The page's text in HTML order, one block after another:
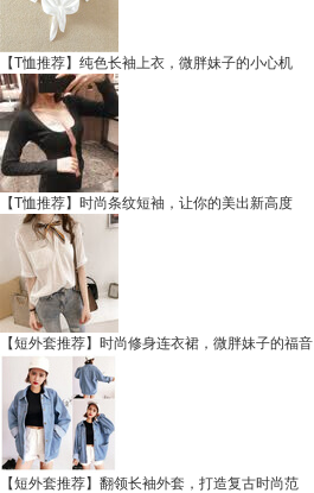
【T恤推荐】纯色长袖上衣，微胖妹子的小心机
【T恤推荐】时尚条纹短袖，让你的美出新高度
【短外套推荐】时尚修身连衣裙，微胖妹子的福音
【短外套推荐】翻领长袖外套，打造复古时尚范